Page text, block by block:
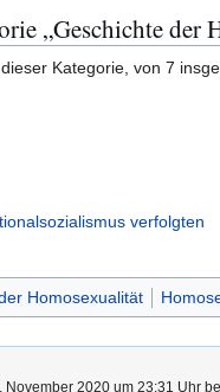
„Geschichte der
Kategorie, von 7
verfolgten
Homosexualität
November 2020 um 23:31 Uhr